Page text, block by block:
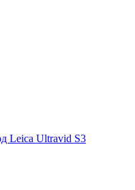
Leica Ultravid S3